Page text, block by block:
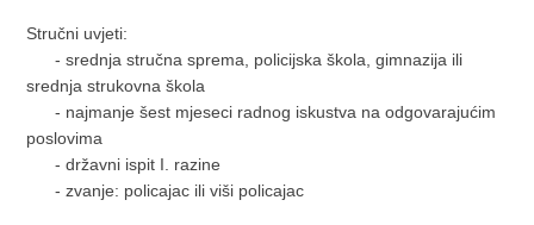
Stručni uvjeti:
- srednja stručna sprema, policijska škola, gimnazija ili
srednja strukovna škola
- najmanje šest mjeseci radnog iskustva na odgovarajućim
poslovima
- državni ispit I. razine
- zvanje: policajac ili viši policajac